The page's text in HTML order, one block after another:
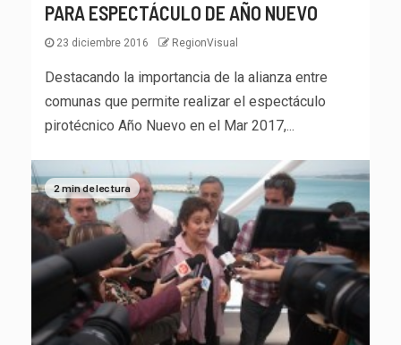
PARA ESPECTÁCULO DE AÑO NUEVO
23 diciembre 2016 RegionVisual
Destacando la importancia de la alianza entre
comunas que permite realizar el espectáculo
pirotécnico Año Nuevo en el Mar 2017,...
2 min de lectura